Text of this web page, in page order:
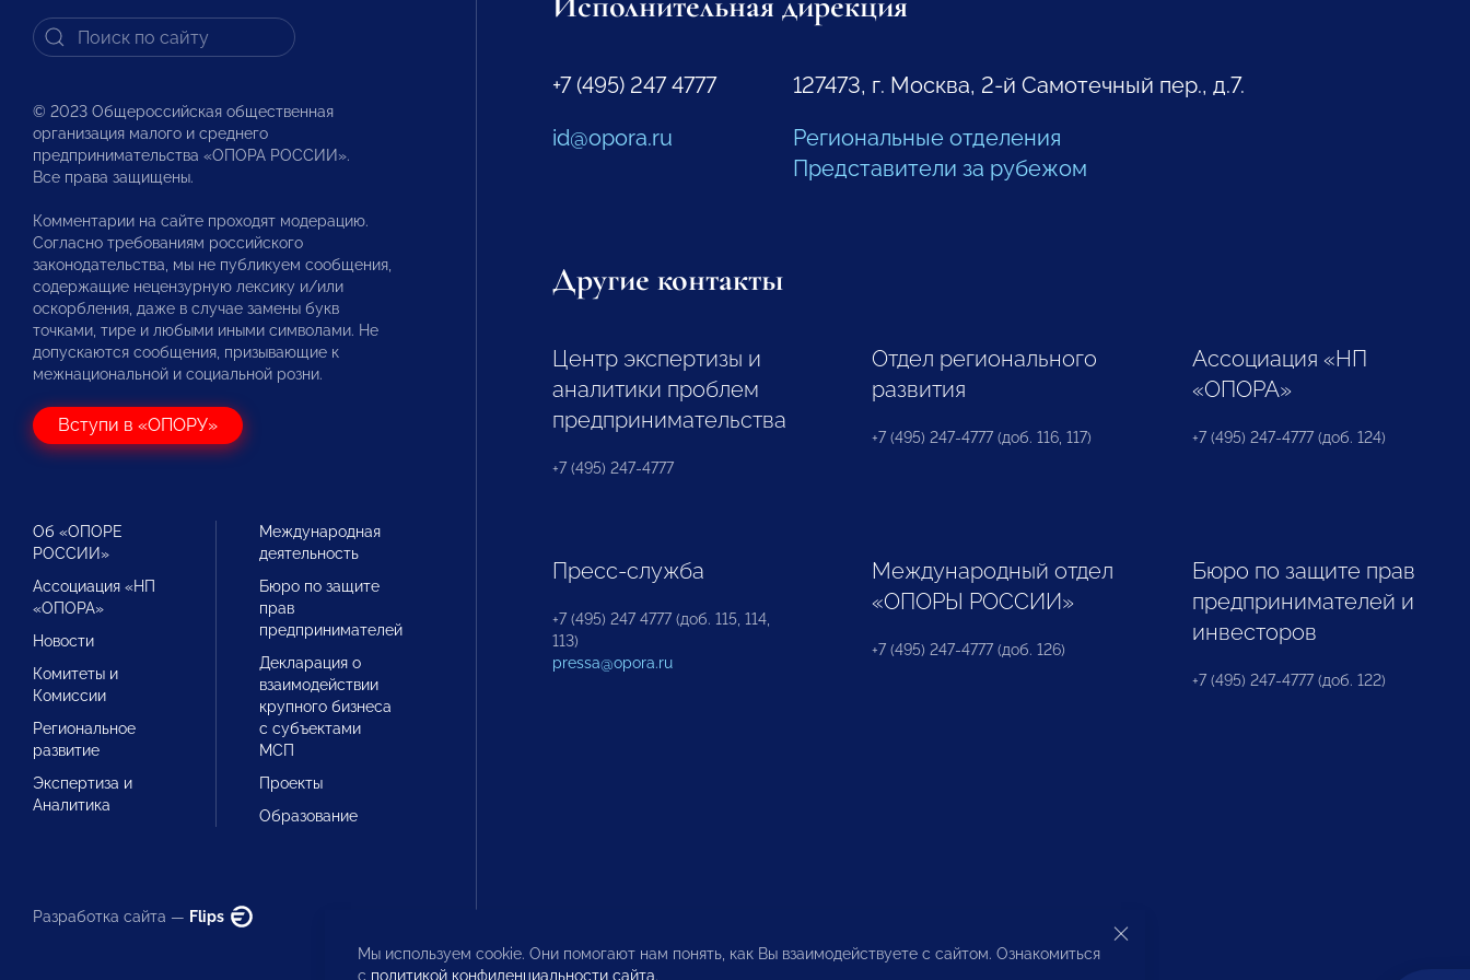
© 2023 Общероссийская общественная
организация малого и среднего
предпринимательства «ОПОРА РОССИИ».
Все права защищены.
Комментарии на сайте проходят модерацию.
Согласно требованиям российского
законодательства, мы не публикуем сообщения,
содержащие нецензурную лексику и/или
оскорбления, даже в случае замены букв
точками, тире и любыми иными символами. Не
допускаются сообщения, призывающие к
межнациональной и социальной розни.
Вступи в «ОПОРУ»
Об «ОПОРЕ
РОССИИ»
Ассоциация «НП
«ОПОРА»
Новости
Комитеты и
Комиссии
Региональное
развитие
Экспертиза и
Аналитика
Международная
деятельность
Бюро по защите
прав
предпринимателей
Декларация о
взаимодействии
крупного бизнеса
с субъектами
МСП
Проекты
Образование
Разработка сайта — Flips
+7 (495) 247 4777
id@opora.ru
127473, г. Москва, 2-й Самотечный пер., д.7.
Региональные отделения
Представители за рубежом
Другие контакты
Центр экспертизы и
аналитики проблем
предпринимательства
+7 (495) 247-4777
Отдел регионального
развития
+7 (495) 247-4777 (доб. 116, 117)
Ассоциация «НП
«ОПОРА»
+7 (495) 247-4777 (доб. 124)
Пресс-служба
+7 (495) 247 4777 (доб. 115, 114,
113)
pressa@opora.ru
Международный отдел
«ОПОРЫ РОССИИ»
+7 (495) 247-4777 (доб. 126)
Бюро по защите прав
предпринимателей и
инвесторов
+7 (495) 247-4777 (доб. 122)
Мы используем cookie. Они помогают нам понять, как Вы взаимодействуете с сайтом. Ознакомиться
с политикой конфиденциальности сайта.